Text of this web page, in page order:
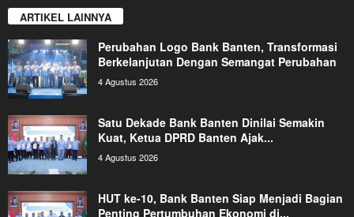
ARTIKEL LAINNYA
Perubahan Logo Bank Banten, Transformasi
Berkelanjutan Dengan Semangat Perubahan
4 Agustus 2026
Satu Dekade Bank Banten Dinilai Semakin
Kuat, Ketua DPRD Banten Ajak...
4 Agustus 2026
HUT ke-10, Bank Banten Siap Menjadi Bagian
Penting Pertumbuhan Ekonomi di...